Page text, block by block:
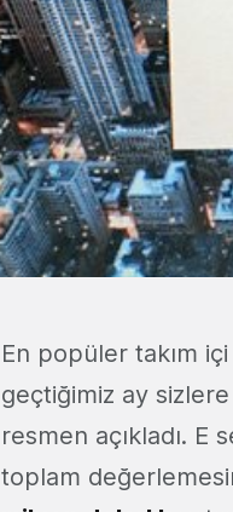
En popüler takım
geçtiğimiz ay sizlere
resmen açıkladı. E
toplam